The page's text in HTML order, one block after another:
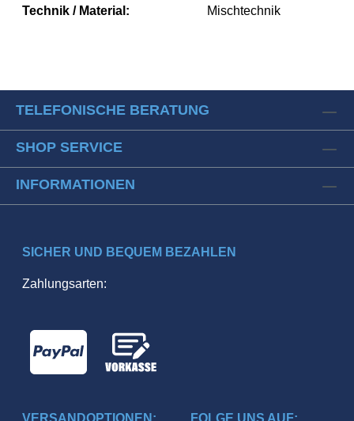
Technik / Material: Mischtechnik
TELEFONISCHE BERATUNG
SHOP SERVICE
INFORMATIONEN
SICHER UND BEQUEM BEZAHLEN
Zahlungsarten: